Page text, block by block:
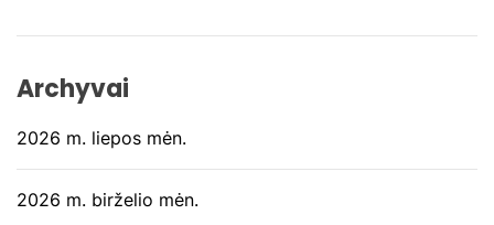
Archyvai
2026 m. liepos mėn.
2026 m. birželio mėn.